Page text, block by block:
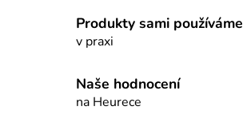
l
a
c
Produkty sami používáme
v praxi
Naše hodnocení
na Heurece